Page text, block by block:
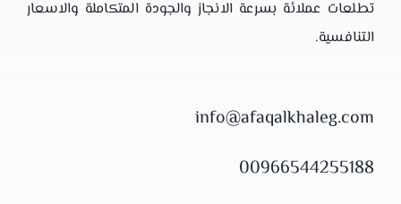
تطلعات عملائة بسرعة الانجاز والجودة المتكاملة والاسعار
التنافسية.
info@afaqalkhaleg.com
00966544255188